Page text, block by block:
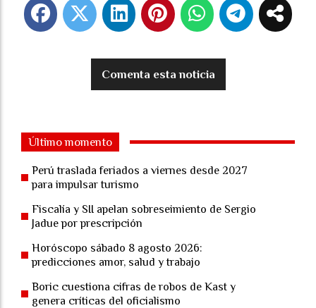
Comenta esta noticia
Último momento
Perú traslada feriados a viernes desde 2027
para impulsar turismo
Fiscalía y SII apelan sobreseimiento de Sergio
Jadue por prescripción
Horóscopo sábado 8 agosto 2026:
predicciones amor, salud y trabajo
Boric cuestiona cifras de robos de Kast y
genera críticas del oficialismo